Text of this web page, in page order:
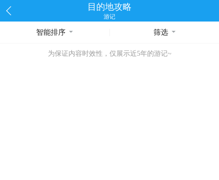
目的地攻略
游记
智能排序 筛选
为保证内容时效性，仅展示近5年的游记~